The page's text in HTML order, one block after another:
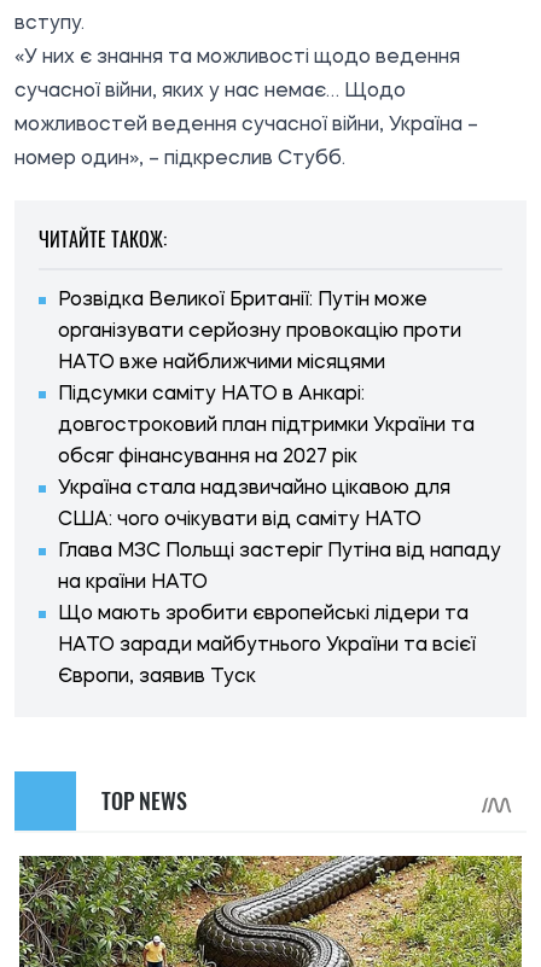
вступу.
«У них є знання та можливості щодо ведення
сучасної війни, яких у нас немає… Щодо
можливостей ведення сучасної війни, Україна –
номер один», – підкреслив Стубб.
ЧИТАЙТЕ ТАКОЖ:
Розвідка Великої Британії: Путін може
організувати серйозну провокацію проти
НАТО вже найближчими місяцями
Підсумки саміту НАТО в Анкарі:
довгостроковий план підтримки України та
обсяг фінансування на 2027 рік
Україна стала надзвичайно цікавою для
США: чого очікувати від саміту НАТО
Глава МЗС Польщі застеріг Путіна від нападу
на країни НАТО
Що мають зробити європейські лідери та
НАТО заради майбутнього України та всієї
Європи, заявив Туск